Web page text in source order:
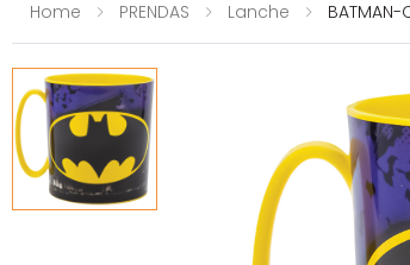
Home PRENDAS Lanche